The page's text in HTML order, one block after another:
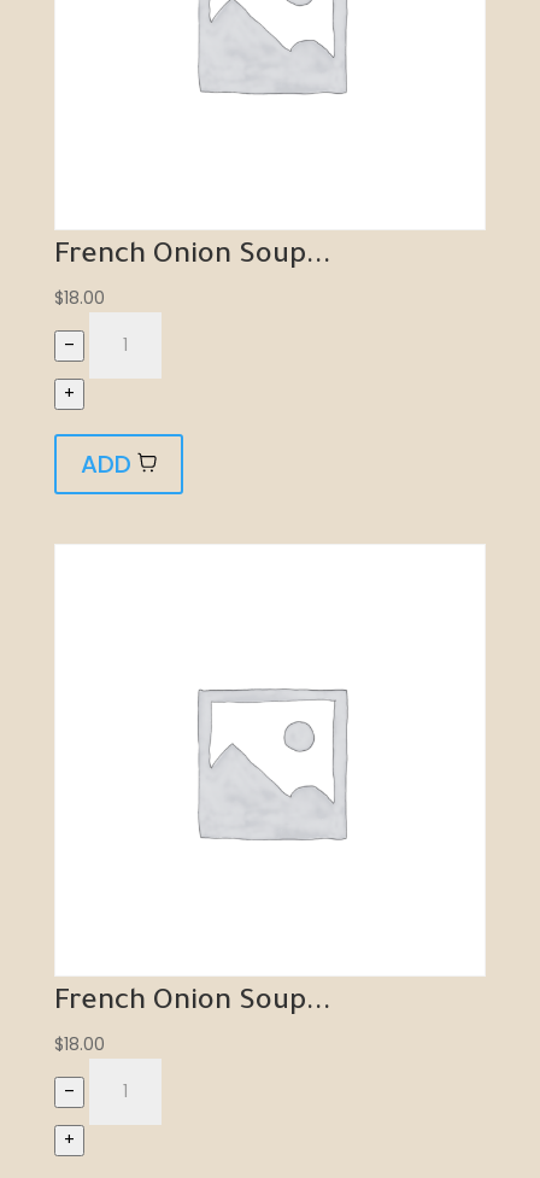
French Onion Soup...
$18.00
–
+
ADD
French Onion Soup...
$18.00
–
+